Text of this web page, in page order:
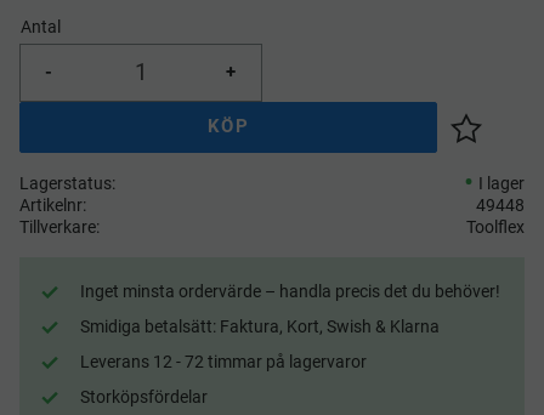
Antal
+
-
KÖP
Lägg till
Lagerstatus
I lager
Artikelnr
49448
Tillverkare
Toolflex
Inget minsta ordervärde – handla precis det du behöver!
Smidiga betalsätt: Faktura, Kort, Swish & Klarna
Leverans 12 - 72 timmar på lagervaror
Storköpsfördelar